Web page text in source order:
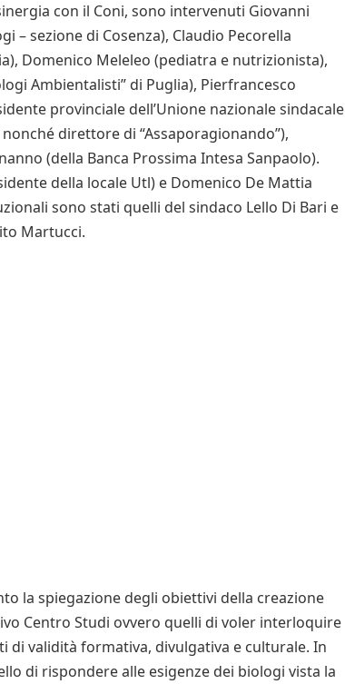
con il Coni, sono intervenuti Giovanni
– sezione di Cosenza), Claudio Pecorella
Domenico Meleleo (pediatra e nutrizionista),
Ambientalisti” di Puglia), Pierfrancesco
provinciale dell’Unione nazionale sindacale
direttore di “Assaporagionando”),
(della Banca Prossima Intesa Sanpaolo).
della locale Utl) e Domenico De Mattia
sono stati quelli del sindaco Lello Di Bari e
Martucci.
la spiegazione degli obiettivi della creazione
Centro Studi ovvero quelli di voler interloquire
di validità formativa, divulgativa e culturale. In
di rispondere alle esigenze dei biologi vista la